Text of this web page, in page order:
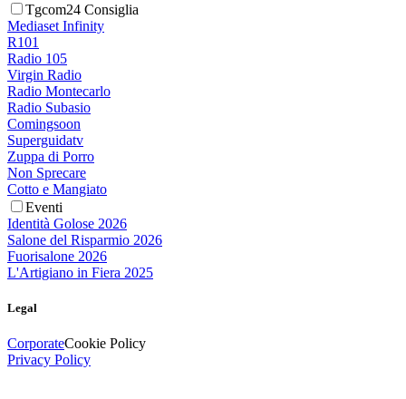
Tgcom24 Consiglia
Mediaset Infinity
R101
Radio 105
Virgin Radio
Radio Montecarlo
Radio Subasio
Comingsoon
Superguidatv
Zuppa di Porro
Non Sprecare
Cotto e Mangiato
Eventi
Identità Golose 2026
Salone del Risparmio 2026
Fuorisalone 2026
L'Artigiano in Fiera 2025
Legal
CorporateCookie Policy
Privacy Policy